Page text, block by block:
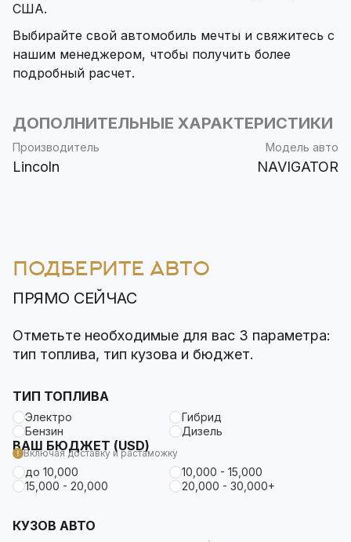
США.
Выбирайте свой автомобиль мечты и свяжитесь с
нашим менеджером, чтобы получить более
подробный расчет.
ДОПОЛНИТЕЛЬНЫЕ ХАРАКТЕРИСТИКИ
Производитель
Lincoln
Модель авто
NAVIGATOR
ПОДБЕРИТЕ АВТО
ПРЯМО СЕЙЧАС
Отметьте необходимые для вас 3 параметра:
тип топлива, тип кузова и бюджет.
ТИП ТОПЛИВА
Электро
Гибрид
Бензин
Дизель
ВАШ БЮДЖЕТ (USD)
Включая доставку и растаможку
до 10,000
10,000 - 15,000
15,000 - 20,000
20,000 - 30,000+
КУЗОВ АВТО